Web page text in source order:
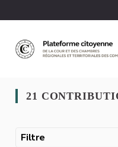
21
Filtre